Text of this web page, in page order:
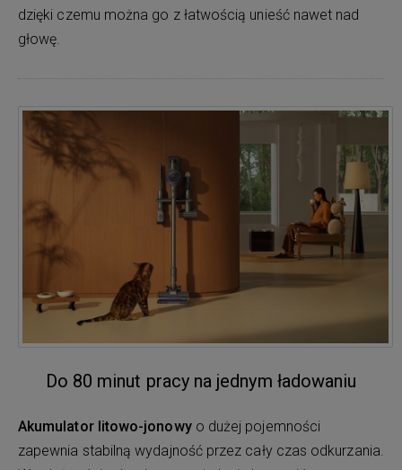
dzięki czemu można go z łatwością unieść nawet nad
głowę.
Do 80 minut pracy na jednym ładowaniu
Akumulator litowo-jonowyo dużej pojemności
zapewnia stabilną wydajność przez cały czas odkurzania.